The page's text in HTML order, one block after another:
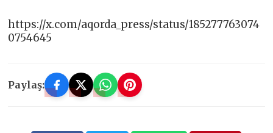
https://x.com/aqorda_press/status/185277763074
0754645
Paylaş: